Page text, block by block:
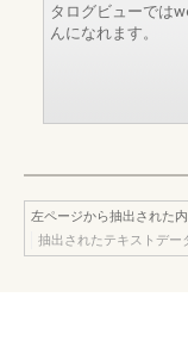
タログビューでは
んになれます。
左ページから抽出された
抽出されたテキストデー